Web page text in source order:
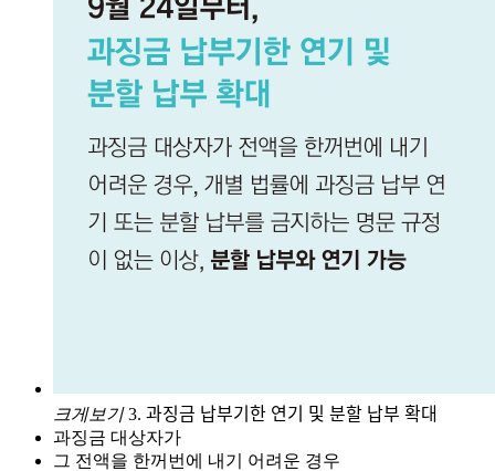
크게보기 3. 과징금 납부기한 연기 및 분할 납부 확대
과징금 대상자가
그 전액을 한꺼번에 내기 어려운 경우